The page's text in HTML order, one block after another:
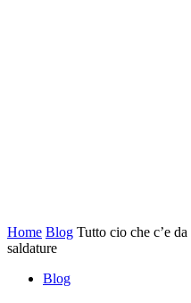
Home Blog Tutto cio che c’e
saldature
Blog